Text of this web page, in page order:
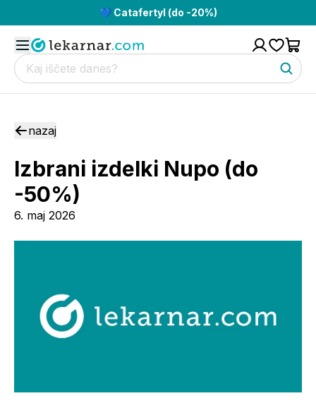
💙 Catafertyl (do -20%)
nazaj
Izbrani izdelki Nupo (do
-50%)
6. maj 2026